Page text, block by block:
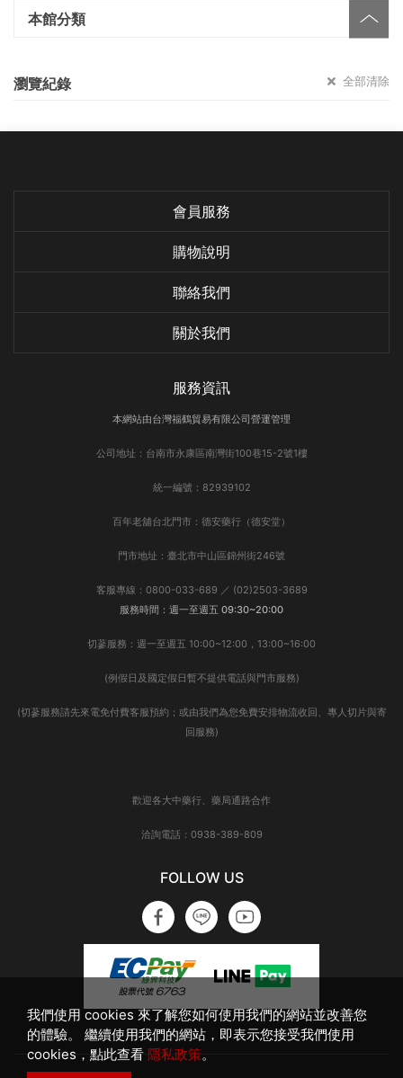
本館分類
瀏覽紀錄 全部清除
會員服務
購物說明
聯絡我們
關於我們
服務資訊
本網站由台灣福鶴貿易有限公司營運管理
公司地址：台南市永康區南灣街100巷15-2號1樓
統一編號：82939102
百年老舖台北門市：德安藥行（德安堂）
門市地址：臺北市中山區錦州街246號
客服專線：0800-033-689 ／ (02)2503-3689
服務時間：週一至週五 09:30~20:00
切蔘服務：週一至週五 10:00~12:00，13:00~16:00
(例假日及國定假日暫不提供電話與門市服務)
(切蔘服務請先來電免付費客服預約；或由我們為您免費安排物流收回、專人切片與寄
回服務)
歡迎各大中藥行、藥局通路合作
洽詢電話：0938-389-809
FOLLOW US
我們使用 cookies 來了解您如何使用我們的網站並改善您
的體驗。 繼續使用我們的網站，即表示您接受我們使用
cookies，點此查看 隱私政策。